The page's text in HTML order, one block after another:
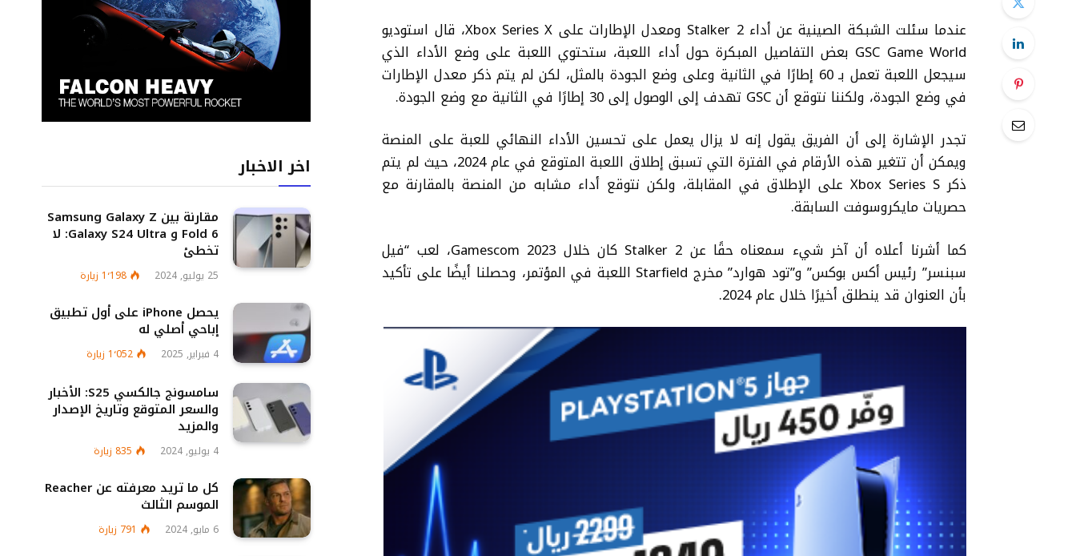
عندما سئلت الشبكة الصينية عن أداء Stalker 2 ومعدل الإطارات على Xbox Series X، قال استوديو
GSC Game World بعض التفاصيل المبكرة حول أداء اللعبة، ستحتوي اللعبة على وضع الأداء الذي
سيجعل اللعبة تعمل بـ 60 إطارًا في الثانية وعلى وضع الجودة بالمثل، لكن لم يتم ذكر معدل الإطارات
في وضع الجودة، ولكننا نتوقع أن GSC تهدف إلى الوصول إلى 30 إطارًا في الثانية مع وضع الجودة.
تجدر الإشارة إلى أن الفريق يقول إنه لا يزال يعمل على تحسين الأداء النهائي للعبة على المنصة
ويمكن أن تتغير هذه الأرقام في الفترة التي تسبق إطلاق اللعبة المتوقع في عام 2024، حيث لم يتم
ذكر Xbox Series S على الإطلاق في المقابلة، ولكن نتوقع أداء مشابه من المنصة بالمقارنة مع
حصريات مايكروسوفت السابقة.
كما أشرنا أعلاه أن آخر شيء سمعناه حقًا عن Stalker 2 كان خلال Gamescom 2023، لعب “فيل
سبنسر” رئيس أكس بوكس” و”تود هوارد” مخرج Starfield اللعبة في المؤتمر، وحصلنا أيضًا على تأكيد
بأن العنوان قد ينطلق أخيرًا خلال عام 2024.
اخر الاخبار
مقارنة بين Samsung Galaxy Z
Fold 6 و Galaxy S24 Ultra: لا
تخطئ
25 يوليو, 2024 1٬198 زيارة
يحصل iPhone على أول تطبيق
إباحي أصلي له
4 فبراير, 2025 1٬052 زيارة
سامسونج جالكسي S25: الأخبار
والسعر المتوقع وتاريخ الإصدار
والمزيد
4 يوليو, 2024 835 زيارة
كل ما تريد معرفته عن Reacher
الموسم الثالث
6 مايو, 2024 791 زيارة